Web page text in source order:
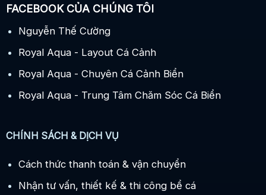
FACEBOOK CỦA CHÚNG TÔI
Nguyễn Thế Cường
Royal Aqua - Layout Cá Cảnh
Royal Aqua - Chuyên Cá Cảnh Biển
Royal Aqua - Trung Tâm Chăm Sóc Cá Biển
CHÍNH SÁCH & DỊCH VỤ
Cách thức thanh toán & vận chuyển
Nhận tư vấn, thiết kế & thi công bể cá